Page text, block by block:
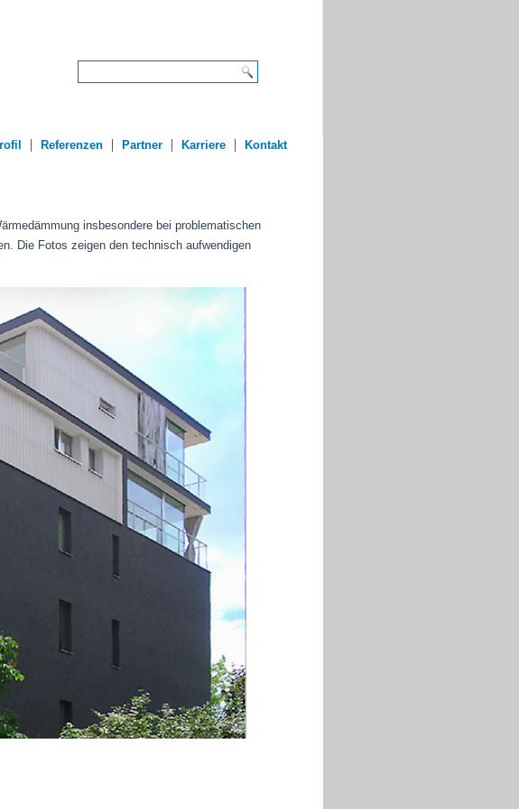
Referenzen Partner Karriere Kontakt
insbesondere bei problematischen
Die Fotos zeigen den technisch aufwendigen